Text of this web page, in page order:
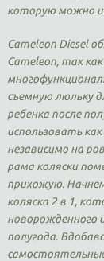
которую можно
Cameleon Diesel
Cameleon, так
съемную люльку
ребенка после
использовать
независимо на
рама коляски
прихожую.
коляска 2 в 1,
новорожденного
полугода.